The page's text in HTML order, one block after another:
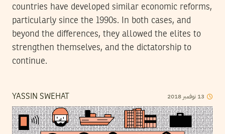
countries have developed similar economic reforms,
particularly since the 1990s. In both cases, and
beyond the differences, they allowed the elites to
strengthen themselves, and the dictatorship to
continue.
YASSIN SWEHAT 13 نوفمبر 2018